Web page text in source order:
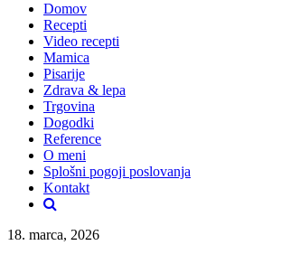
Domov
Recepti
Video recepti
Mamica
Pisarije
Zdrava & lepa
Trgovina
Dogodki
Reference
O meni
Splošni pogoji poslovanja
Kontakt
18. marca, 2026